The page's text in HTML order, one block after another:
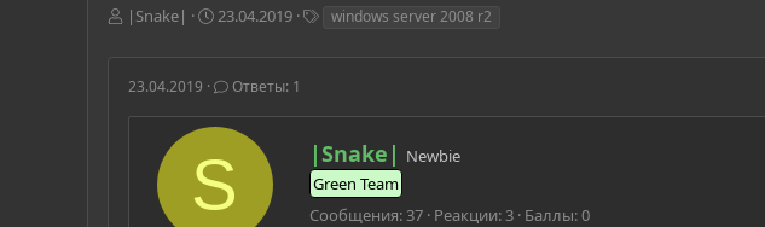
А
т
о
т
|Snake|
Д
т
а
а
а
л
а
23.04.2019
г
windows server 2008 r2
23.04.2019 Ответы: 1
S
А
в
т
о
|Snake| Newbie
Green Team
Сообщения 37 Реакции 3 Баллы 0